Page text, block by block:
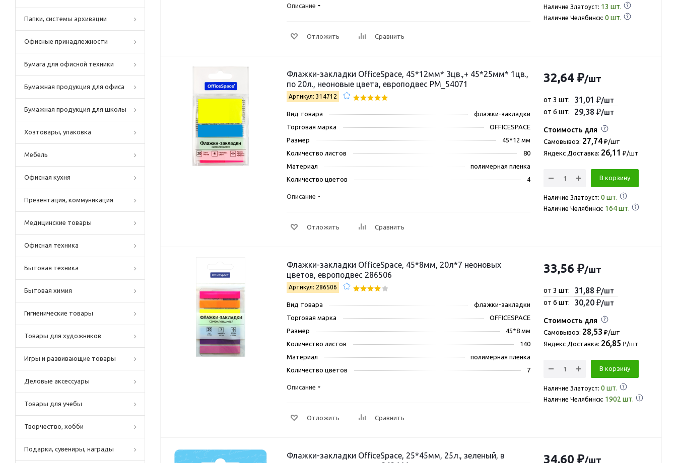
Описание
Отложить Сравнить
Наличие Златоуст: 13 шт.
Наличие Челябинск: 0 шт.
Флажки-закладки OfficeSpace, 45*12мм* 3цв.,+ 45*25мм* 1цв.,
по 20л., неоновые цвета, европодвес PM_54071
Артикул: 314712
Вид товара
флажки-закладки
Торговая марка
OFFICESPACE
Размер
45*12 мм
Количество листов
80
Материал
полимерная пленка
Количество цветов
4
Описание
Отложить Сравнить
32,64 ₽/шт
от 3 шт: 31,01 ₽/шт
от 6 шт:
29,38 ₽/шт
Стоимость для
Самовывоз: 27,74 ₽/шт
Яндекс Доставка: 26,11 ₽/шт
В корзину
Наличие Златоуст: 0 шт.
Наличие Челябинск: 164шт.
Флажки-закладки OfficeSpace, 45*8мм, 20л*7 неоновых
цветов, европодвес 286506
Артикул: 286506
Вид товара
флажки-закладки
Торговая марка
OFFICESPACE
Размер
45*8 мм
Количество листов
140
Материал
полимерная пленка
Количество цветов
7
Описание
Отложить Сравнить
33,56 ₽/шт
от 3 шт: 31,88 ₽/шт
от 6 шт:
30,20 ₽/шт
Стоимость для
Самовывоз: 28,53 ₽/шт
Яндекс Доставка: 26,85 ₽/шт
В корзину
Наличие Златоуст: 0 шт.
Наличие Челябинск: 1902 шт.
Флажки-закладки OfficeSpace, 25*45мм, 25л., зеленый, в
34,60 ₽/шт
Папки, системы архивации
Офисные принадлежности
Бумага для офисной техники
Бумажная продукция для офиса
Бумажная продукция для школы
Хозтовары, упаковка
Мебель
Офисная кухня
Презентация, коммуникация
Медицинские товары
Офисная техника
Бытовая техника
Бытовая химия
Гигиенические товары
Товары для художников
Игры и развивающие товары
Деловые аксессуары
Товары для учебы
Творчество, хобби
Подарки, сувениры, награды